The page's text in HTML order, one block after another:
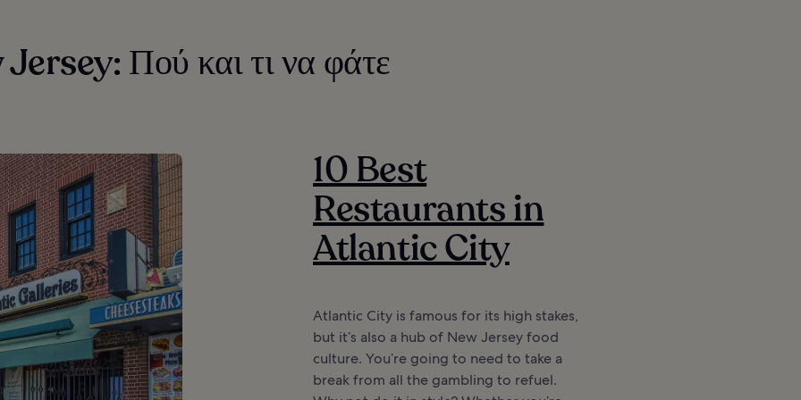
Πού και τι να φάτε
10 Best
Restaurants in
Atlantic City
Atlantic City is famous for its high stakes,
but it’s also a hub of New Jersey food
culture. You’re going to need to take a
break from all the gambling to refuel.